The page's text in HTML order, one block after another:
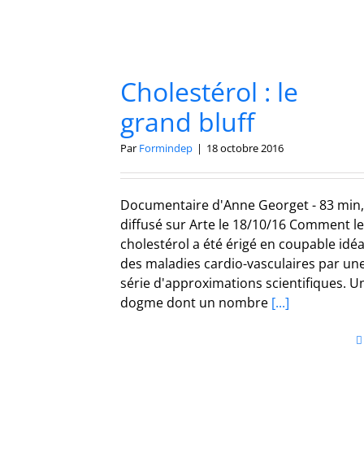
Cholestérol : le
grand bluff
Par Formindep | 18 octobre 2016
Documentaire d'Anne Georget - 83 min,
diffusé sur Arte le 18/10/16 Comment le
cholestérol a été érigé en coupable
des maladies cardio-vasculaires par
série d'approximations scientifiques.
dogme dont un nombre [...]